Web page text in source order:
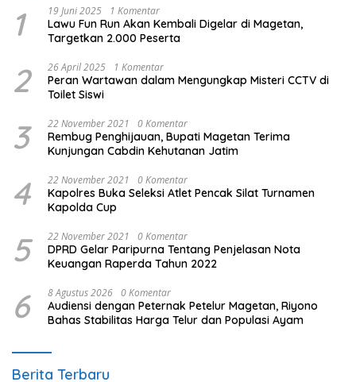
1 19 Juni 2025 1 Komentar
Lawu Fun Run Akan Kembali Digelar di Magetan,
Targetkan 2.000 Peserta
2 26 April 2025 1 Komentar
Peran Wartawan dalam Mengungkap Misteri CCTV di
Toilet Siswi
3 22 November 2021 0 Komentar
Rembug Penghijauan, Bupati Magetan Terima
Kunjungan Cabdin Kehutanan Jatim
4 22 November 2021 0 Komentar
Kapolres Buka Seleksi Atlet Pencak Silat Turnamen
Kapolda Cup
5 22 November 2021 0 Komentar
DPRD Gelar Paripurna Tentang Penjelasan Nota
Keuangan Raperda Tahun 2022
6 8 Agustus 2026 0 Komentar
Audiensi dengan Peternak Petelur Magetan, Riyono
Bahas Stabilitas Harga Telur dan Populasi Ayam
Berita Terbaru